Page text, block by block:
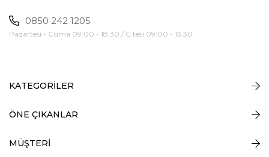
0850 242 1205
Pazartesi - Cuma 09:00 - 18:30 / C.tesi 09:00 - 13:30
KATEGORİLER
ÖNE ÇIKANLAR
MÜŞTERİ